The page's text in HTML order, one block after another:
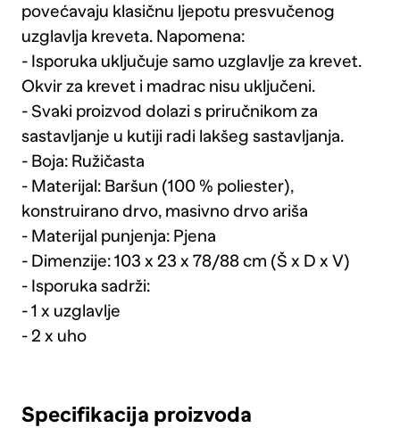
povećavaju klasičnu ljepotu presvučenog
uzglavlja kreveta. Napomena:
- Isporuka uključuje samo uzglavlje za krevet.
Okvir za krevet i madrac nisu uključeni.
- Svaki proizvod dolazi s priručnikom za
sastavljanje u kutiji radi lakšeg sastavljanja.
- Boja: Ružičasta
- Materijal: Baršun (100 % poliester),
konstruirano drvo, masivno drvo ariša
- Materijal punjenja: Pjena
- Dimenzije: 103 x 23 x 78/88 cm (Š x D x V)
- Isporuka sadrži:
- 1 x uzglavlje
- 2 x uho
Specifikacija proizvoda